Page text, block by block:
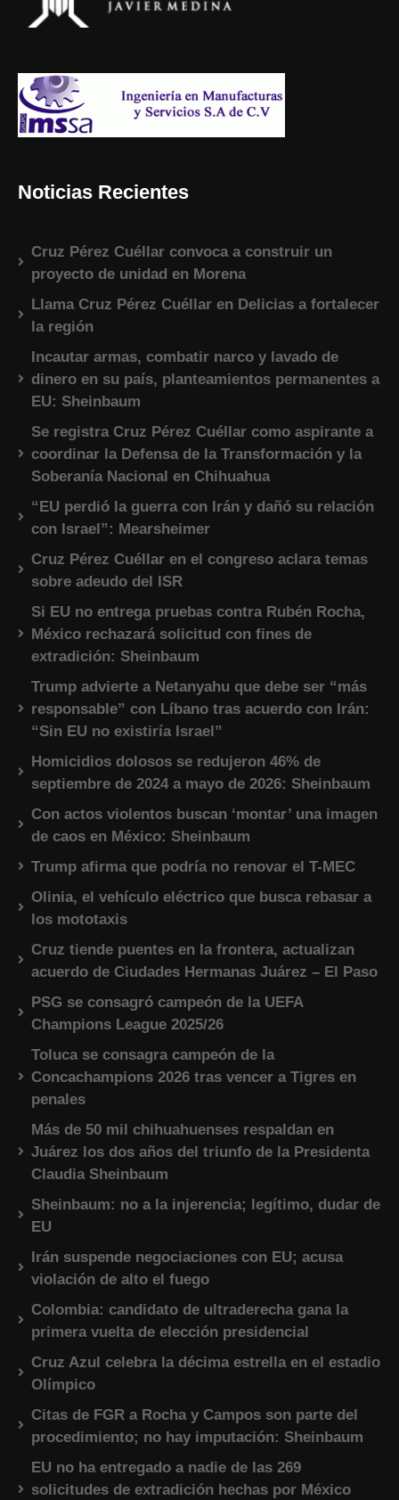
Noticias Recientes
Cruz Pérez Cuéllar convoca a construir un
proyecto de unidad en Morena
Llama Cruz Pérez Cuéllar en Delicias a fortalecer
la región
Incautar armas, combatir narco y lavado de
dinero en su país, planteamientos permanentes a
EU: Sheinbaum
Se registra Cruz Pérez Cuéllar como aspirante a
coordinar la Defensa de la Transformación y la
Soberanía Nacional en Chihuahua
“EU perdió la guerra con Irán y dañó su relación
con Israel”: Mearsheimer
Cruz Pérez Cuéllar en el congreso aclara temas
sobre adeudo del ISR
Si EU no entrega pruebas contra Rubén Rocha,
México rechazará solicitud con fines de
extradición: Sheinbaum
Trump advierte a Netanyahu que debe ser “más
responsable” con Líbano tras acuerdo con Irán:
“Sin EU no existiría Israel”
Homicidios dolosos se redujeron 46% de
septiembre de 2024 a mayo de 2026: Sheinbaum
Con actos violentos buscan ‘montar’ una imagen
de caos en México: Sheinbaum
Trump afirma que podría no renovar el T-MEC
Olinia, el vehículo eléctrico que busca rebasar a
los mototaxis
Cruz tiende puentes en la frontera, actualizan
acuerdo de Ciudades Hermanas Juárez – El Paso
PSG se consagró campeón de la UEFA
Champions League 2025/26
Toluca se consagra campeón de la
Concachampions 2026 tras vencer a Tigres en
penales
Más de 50 mil chihuahuenses respaldan en
Juárez los dos años del triunfo de la Presidenta
Claudia Sheinbaum
Sheinbaum: no a la injerencia; legítimo, dudar de
EU
Irán suspende negociaciones con EU; acusa
violación de alto el fuego
Colombia: candidato de ultraderecha gana la
primera vuelta de elección presidencial
Cruz Azul celebra la décima estrella en el estadio
Olímpico
Citas de FGR a Rocha y Campos son parte del
procedimiento; no hay imputación: Sheinbaum
EU no ha entregado a nadie de las 269
solicitudes de extradición hechas por México